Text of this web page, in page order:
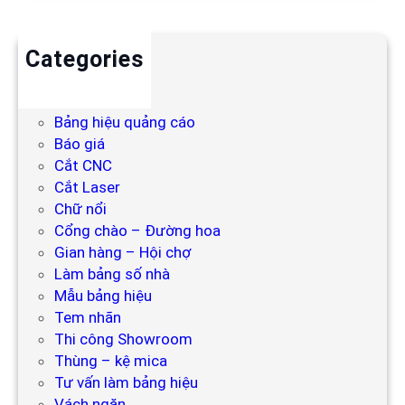
Categories
Bảng hiệu quảng cáo
Báo giá
Cắt CNC
Cắt Laser
Chữ nổi
Cổng chào – Đường hoa
Gian hàng – Hội chợ
Làm bảng số nhà
Mẫu bảng hiệu
Tem nhãn
Thi công Showroom
Thùng – kệ mica
Tư vấn làm bảng hiệu